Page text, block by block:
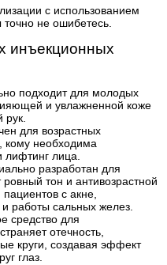
с использованием
не ошибетесь.
инъекционных
подходит для молодых
и увлажненной коже
рук.
для возрастных
кому необходима
лифтинг лица.
разработан для
тон и антивозрастной
с акне,
работы сальных желез.
средство для
отечность,
круги, создавая эффект
глаз.